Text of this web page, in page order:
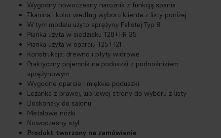
Wygodny nowoczesny narożnik z funkcją spania
Tkanina i kolor według wyboru klienta z listy poniżej
W tym modelu użyto sprężyny Falistej Typ B
Pianka użyta w siedzisku T28+HR 35
Pianka użyta w oparciu T25+T21
Konstrukcja: drewno i płyty wiórowe
Praktyczny pojemnik na poduszki z podnośnikiem
sprężynowym
Wygodne oparcie i miękkie poduszki
Leżanka z prawej, lub lewej strony do wyboru z listy
Doskonały do salonu
Metalowe nóżki
Nowoczesny styl
Produkt tworzony na zamówienie